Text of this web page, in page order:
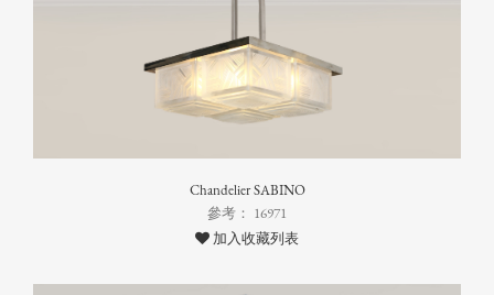
Chandelier SABINO
參考： 16971
加入收藏列表